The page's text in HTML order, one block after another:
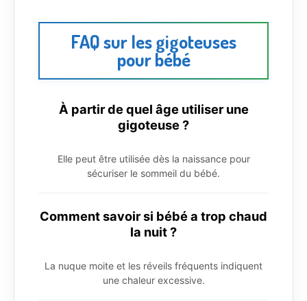
FAQ sur les gigoteuses
pour bébé
À partir de quel âge utiliser une
gigoteuse ?
Elle peut être utilisée dès la naissance pour
sécuriser le sommeil du bébé.
Comment savoir si bébé a trop chaud
la nuit ?
La nuque moite et les réveils fréquents indiquent
une chaleur excessive.